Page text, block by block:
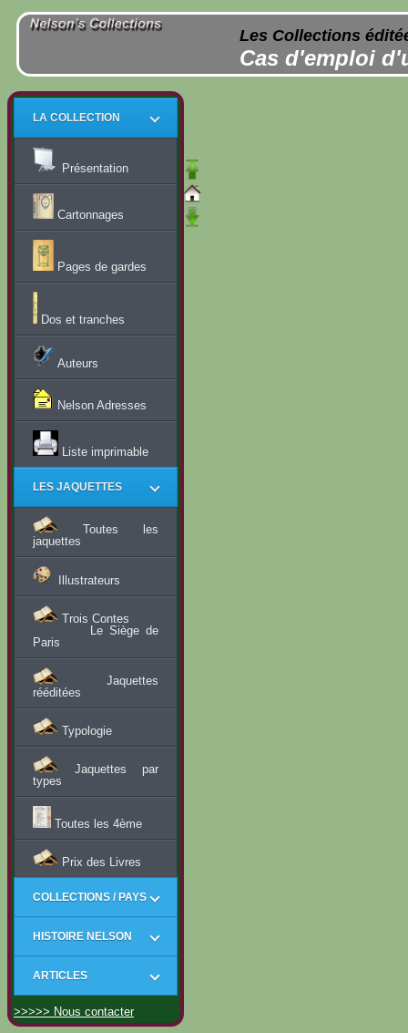
Les Collections
Cas d'emploi
LA COLLECTION
Présentation
Cartonnages
Pages de gardes
Dos et tranches
Auteurs
Nelson Adresses
Liste imprimable
LES JAQUETTES
Toutes les
jaquettes
Illustrateurs
Trois Contes
Le Siège de
Paris
Jaquettes
rééditées
Typologie
Jaquettes par
types
Toutes les 4ème
Prix des Livres
COLLECTIONS / PAYS
HISTOIRE NELSON
ARTICLES
>>>>> Nous contacter